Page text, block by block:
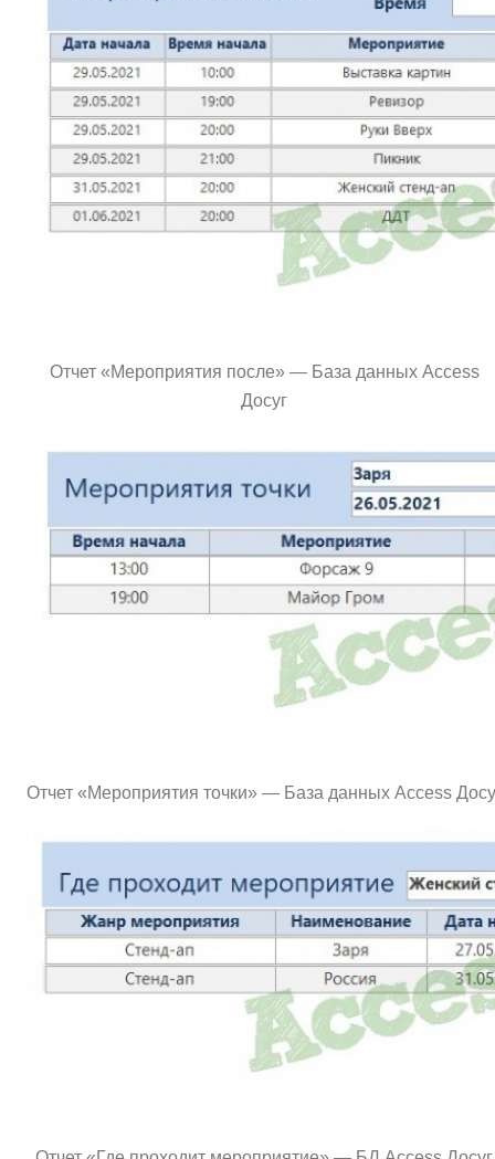
Отчет «Мероприятия после» — База данных Access
Досуг
Отчет «Мероприятия точки» — База данных Access